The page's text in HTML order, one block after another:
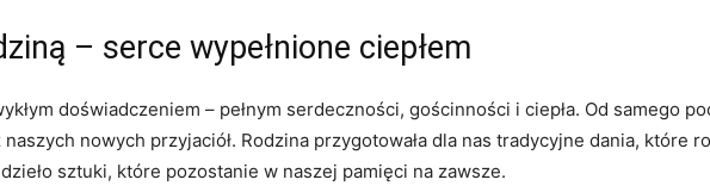
– serce wypełnione‌ ciepłem
doświadczeniem – pełnym ⁤serdeczności, ⁤gościnności i ciepła. ‍Od ‌samego
nowych przyjaciół. Rodzina ⁢przygotowała dla nas ​tradycyjne dania, ‌które⁢
sztuki, które⁢ pozostanie w naszej pamięci⁢ na zawsze.